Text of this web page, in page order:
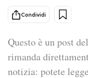
Cultura
Economia
Sport
Condividi
Questo è un post
rimanda
notizia: potete